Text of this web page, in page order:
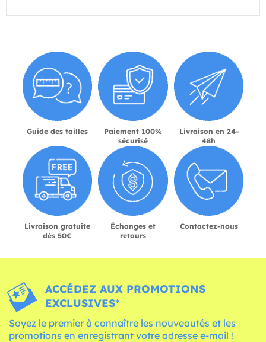
Guide des tailles
Paiement 100%
sécurisé
Livraison en 24-
48h
Livraison gratuite
dès 50€
Échanges et
retours
Contactez-nous
ACCÉDEZ AUX PROMOTIONS
EXCLUSIVES*
Soyez le premier à connaître les nouveautés et les
promotions en enregistrant votre adresse e-mail !